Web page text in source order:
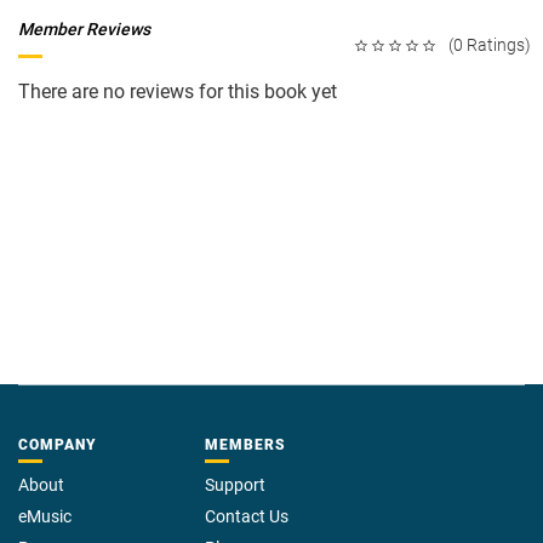
(0 Ratings)
Member Reviews
There are no reviews for this book yet
COMPANY
About
eMusic
MEMBERS
Support
Contact Us